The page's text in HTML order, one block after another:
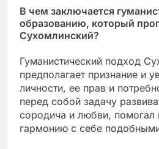
В чем заключается
образованию, который
Сухомлинский?
Гуманистический подход
предполагает признание и
личности, ее прав и
перед собой задачу
сородича и любви, помогал
гармонию с себе